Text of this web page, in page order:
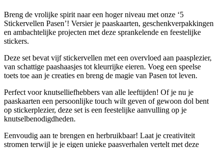
Breng de vrolijke spirit naar een hoger niveau met onze ‘5
Stickervellen Pasen’! Versier je paaskaarten, geschenkverpakkingen
en ambachtelijke projecten met deze sprankelende en feestelijke
stickers.
Deze set bevat vijf stickervellen met een overvloed aan paasplezier,
van schattige paashaasjes tot kleurrijke eieren. Voeg een speelse
toets toe aan je creaties en breng de magie van Pasen tot leven.
Perfect voor knutselliefhebbers van alle leeftijden! Of je nu je
paaskaarten een persoonlijke touch wilt geven of gewoon dol bent
op stickerplezier, deze set is een feestelijke aanvulling op je
knutselbenodigdheden.
Eenvoudig aan te brengen en herbruikbaar! Laat je creativiteit
stromen terwijl je je eigen unieke paasverhalen vertelt met deze